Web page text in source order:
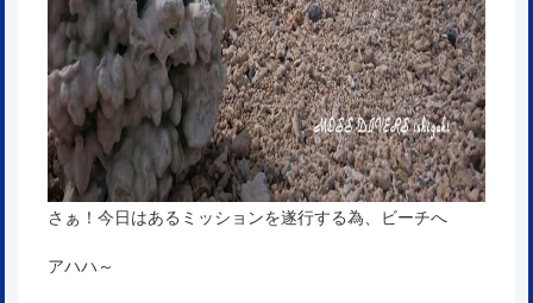
さぁ！今日はあるミッションを遂行する為、ビーチへ
アハハ～